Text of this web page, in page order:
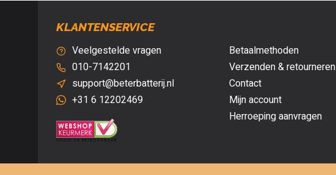
KLANTENSERVICE
Veelgestelde vragen
010-7142201
support@beterbatterij.nl
+31 6 12202469
Betaalmethoden
Verzenden & retourneren
Contact
Mijn account
Herroeping aanvragen